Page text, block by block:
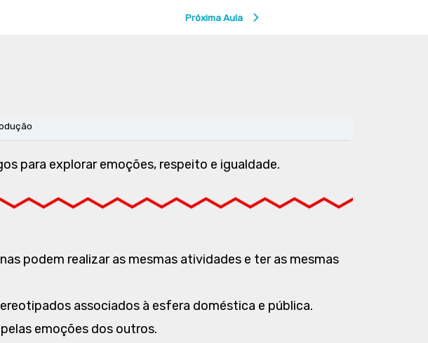
Próxima Aula
para explorar emoções, respeito e igualdade.
podem realizar as mesmas atividades e ter as mesmas
associados à esfera doméstica e pública.
emoções dos outros.